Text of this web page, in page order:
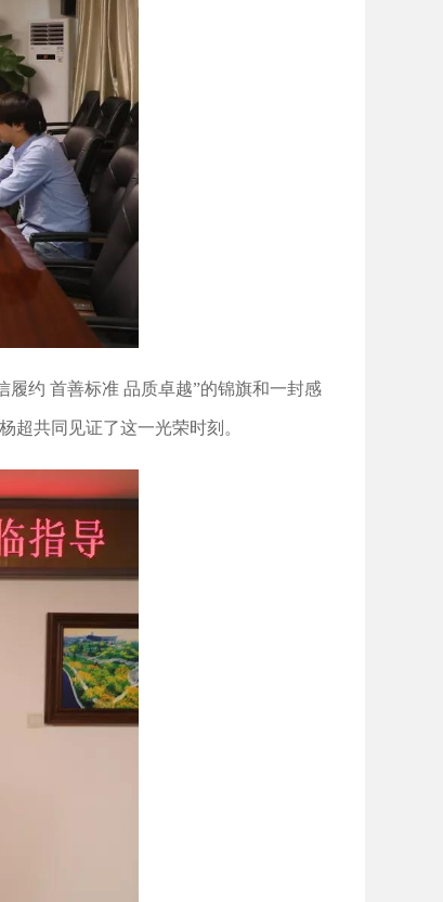
履约 首善标准 品质卓越”的锦旗和一封感
超共同见证了这一光荣时刻。